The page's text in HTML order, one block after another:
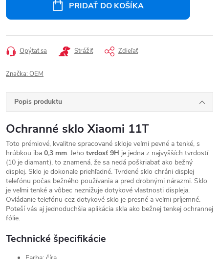
PRIDAŤ DO KOŠÍKA
Opýtať sa Strážiť Zdieľať
Značka: OEM
Popis produktu
Ochranné sklo Xiaomi 11T
Toto prémiové, kvalitne spracované skloje veľmi pevné a tenké, s
hrúbkou iba 0,3 mm. Jeho tvrdosť 9H je jedna z najvyšších tvrdostí
(10 je diamant), to znamená, že sa nedá poškriabať ako bežný
displej. Sklo je dokonale priehľadné. Tvrdené sklo chráni displej
telefónu počas bežného používania a pred drobnými nárazmi. Sklo
je veľmi tenké a vôbec neznižuje dotykové vlastnosti displeja.
Ovládanie telefónu cez dotykové sklo je presné a veľmi príjemné.
Poteší vás aj jednoduchšia aplikácia skla ako bežnej tenkej ochrannej
fólie.
Technické špecifikácie